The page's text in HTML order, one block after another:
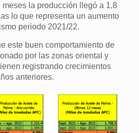
meses la producción llegó a 1,8
lo que representa un aumento
periodo 2021/22.
este buen comportamiento de
por las zonas oriental y
registrando crecimientos
anteriores.